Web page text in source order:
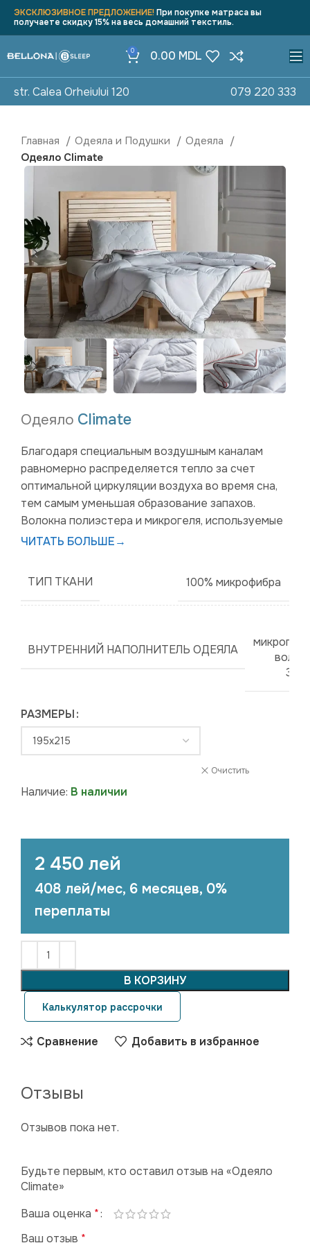
ЭКСКЛЮЗИВНОЕ ПРЕДЛОЖЕНИЕ!При покупке матраса вы
получаете скидку 15% на весь домашний текстиль.
0 0.00 MDL
str. Calea Orheiului 120 079 220 333
Главная Одеяла и Подушки
Одеяла
Одеяло Climate
Одеяло Climate
Благодаря специальным воздушным каналам
равномерно распределяется тепло за счет
оптимальной циркуляции воздуха во время сна,
тем самым уменьшая образование запахов.
Волокна полиэстера и микрогеля, используемые
в одеяле Climate, позволяют ткани быстро
среду для сна.
ЧИТАТЬ БОЛЬШЕ→
ТИП ТКАНИ 100% микрофибра
ВНУТРЕННИЙ НАПОЛНИТЕЛЬ ОДЕЯЛА
300
РАЗМЕРЫ
Очистить
Наличие: В наличии
2 450 лей
408 лей/мес, 6 месяцев, 0%
переплаты
В КОРЗИНУ
Калькулятор рассрочки
Сравнение Добавить в избранное
Отзывы
Отзывов пока нет.
Будьте первым, кто оставил отзыв на «Одеяло
Climate»
Ваша оценка *
Ваш отзыв *